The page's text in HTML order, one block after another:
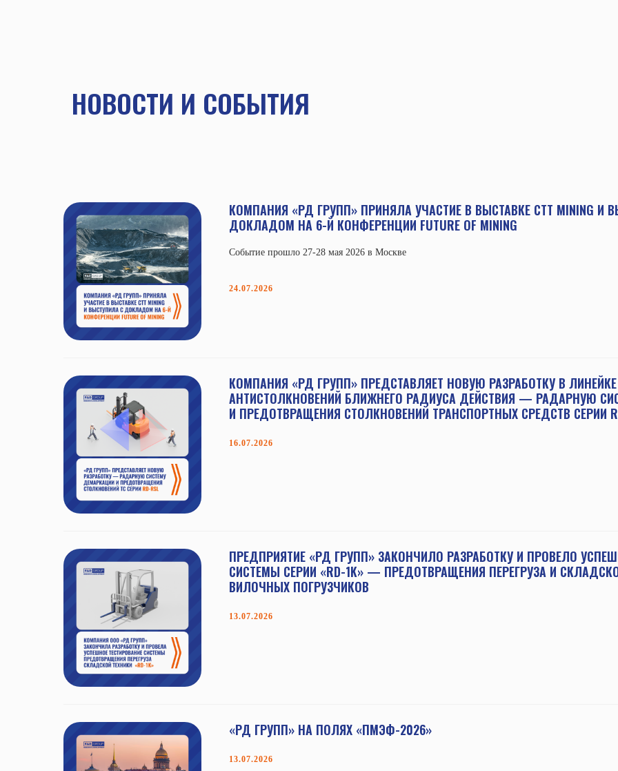
НОВОСТИ И СОБЫТИЯ
КОМПАНИЯ «РД ГРУПП» ПРИНЯЛА УЧАСТИЕ В ВЫСТАВКЕ CTT MINING И
ДОКЛАДОМ НА 6-Й КОНФЕРЕНЦИИ FUTURE OF MINING
Событие прошло 27-28 мая 2026 в Москве
24.07.2026
КОМПАНИЯ «РД ГРУПП» ПРЕДСТАВЛЯЕТ НОВУЮ РАЗРАБОТКУ В
АНТИСТОЛКНОВЕНИЙ БЛИЖНЕГО РАДИУСА ДЕЙСТВИЯ — РАДАРНУЮ
И ПРЕДОТВРАЩЕНИЯ СТОЛКНОВЕНИЙ ТРАНСПОРТНЫХ СРЕДСТВ СЕРИИ
16.07.2026
ПРЕДПРИЯТИЕ «РД ГРУПП» ЗАКОНЧИЛО РАЗРАБОТКУ И ПРОВЕЛО
СИСТЕМЫ СЕРИИ «RD-1K» — ПРЕДОТВРАЩЕНИЯ ПЕРЕГРУЗА И
ВИЛОЧНЫХ ПОГРУЗЧИКОВ
13.07.2026
«РД ГРУПП» НА ПОЛЯХ «ПМЭФ-2026»
13.07.2026